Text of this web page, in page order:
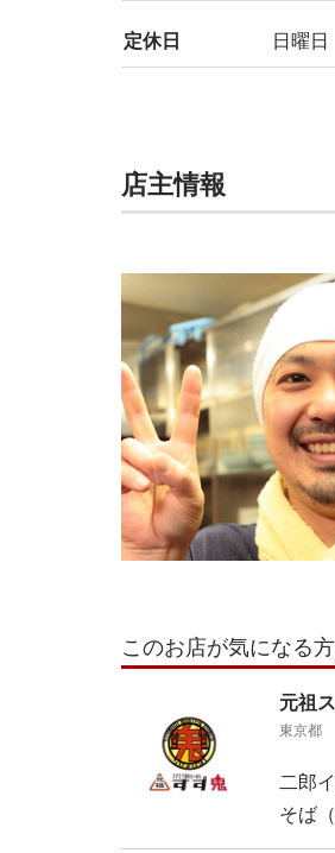
定休日 日曜日
店主情報
このお店が気になる
元祖
東京都
二郎
そば